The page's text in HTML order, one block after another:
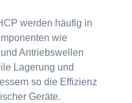
werden häufig in
wie
Antriebswellen
Lagerung und
so die Effizienz
Geräte.